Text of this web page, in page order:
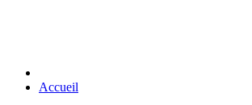
Accueil